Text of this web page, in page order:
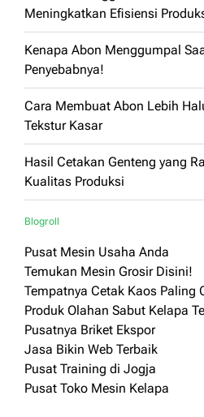
Meningkatkan Efisiensi
Kenapa Abon Menggumpal
Penyebabnya!
Cara Membuat Abon Lebih
Tekstur Kasar
Hasil Cetakan Genteng yang
Kualitas Produksi
Blogroll
Pusat Mesin Usaha Anda
Temukan Mesin Grosir Disini!
Tempatnya Cetak Kaos Paling
Produk Olahan Sabut Kelapa
Pusatnya Briket Ekspor
Jasa Bikin Web Terbaik
Pusat Training di Jogja
Pusat Toko Mesin Kelapa